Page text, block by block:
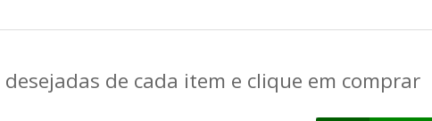
de cada item e clique em comprar